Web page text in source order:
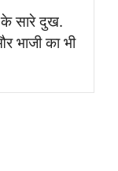
सारे दुख.
भाजी का भी